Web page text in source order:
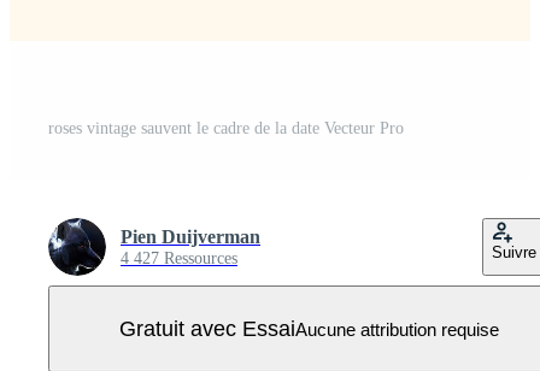
roses vintage sauvent le cadre de la date Vecteur Pro
Pien Duijverman
4 427 Ressources Suivre
Gratuit avec EssaiAucune attribution requise